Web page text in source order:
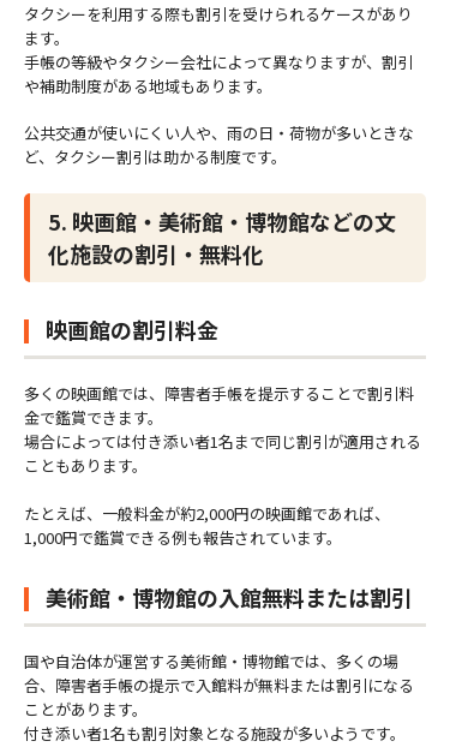
タクシーを利用する際も割引を受けられるケースがあり
ます。
手帳の等級やタクシー会社によって異なりますが、割引
や補助制度がある地域もあります。
公共交通が使いにくい人や、雨の日・荷物が多いときな
ど、タクシー割引は助かる制度です。
5. 映画館・美術館・博物館などの文
化施設の割引・無料化
映画館の割引料金
多くの映画館では、障害者手帳を提示することで割引料
金で鑑賞できます。
場合によっては付き添い者1名まで同じ割引が適用される
こともあります。
たとえば、一般料金が約2,000円の映画館であれば、
1,000円で鑑賞できる例も報告されています。
美術館・博物館の入館無料または割引
国や自治体が運営する美術館・博物館では、多くの場
合、障害者手帳の提示で入館料が無料または割引になる
ことがあります。
付き添い者1名も割引対象となる施設が多いようです。